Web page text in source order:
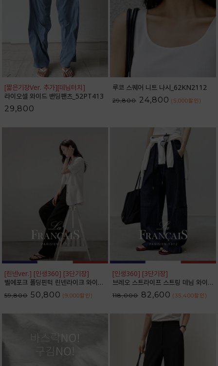
[짧은기장Ver. 추가][데님터치]
라이오셀 와이드 밴딩팬츠_52PT413
29,800
루코 스퀘어 니트 나시_62KN2112
29,800 24,800 (5,000할인 )
[린넨ver.] [인생360] [3단기장]
벨에포크 폴딩핀턱 린넨라이크 와이드 슬랙스_F6H470SL
59,800 50,800 (9,000할인 )
[인생360] [3단기장]
브레오 스트라이프 스트링 데님 와이드 팬츠_F6H475DP
118,000 82,600 (35,400할인 )